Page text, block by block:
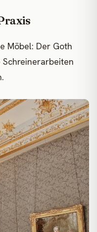
Möbel: Der Goth